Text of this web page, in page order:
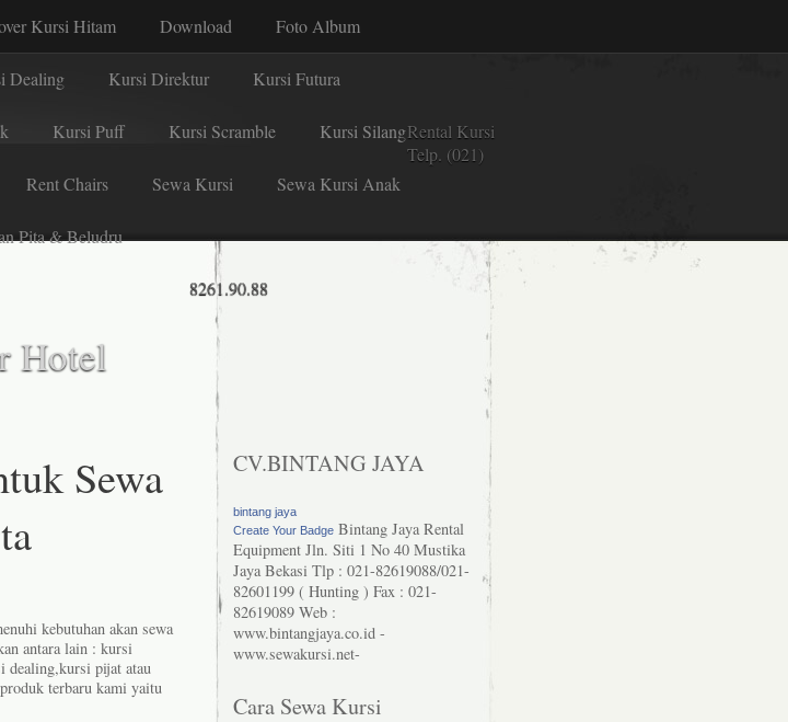
Kursi Hitam Download Foto Album
Dealing Kursi Direktur Kursi Futura
Kursi Puff Kursi Scramble Kursi Silang
Rent Chairs Sewa Kursi Sewa Kursi Anak
Pita & Beludru
Hotel
Rental Kursi
Telp. (021)
8261.90.88
Sewa
kebutuhan akan sewa
antara lain : kursi
pijat atau
terbaru kami yaitu
CV.BINTANG JAYA
bintang jaya
Create Your Badge Bintang Jaya Rental
Equipment Jln. Siti 1 No 40 Mustika
Jaya Bekasi Tlp : 021-82619088/021-
82601199 ( Hunting ) Fax : 021-
82619089 Web :
www.bintangjaya.co.id -
www.sewakursi.net-
Cara Sewa Kursi